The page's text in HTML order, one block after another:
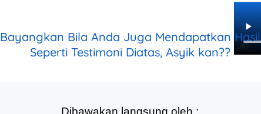
Bayangkan Bila Anda Juga Mendapatkan Hasil
Seperti Testimoni Diatas, Asyik kan??
Dibawakan langsung oleh :